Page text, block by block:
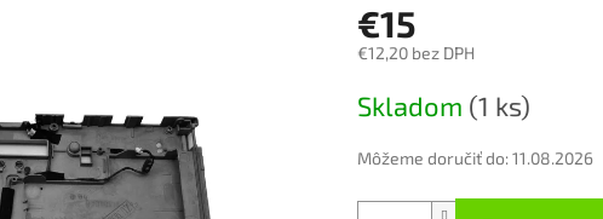
€15
€12,20 bez DPH
cena:
Skladom (1 ks)
Môžeme doručiť do:11.08.2026